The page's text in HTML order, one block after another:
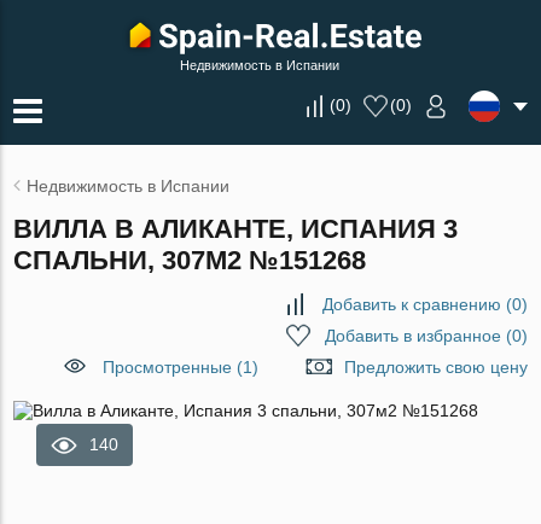
Недвижимость в Испании
(0) (0)
Недвижимость в Испании
ВИЛЛА В АЛИКАНТЕ, ИСПАНИЯ 3
СПАЛЬНИ, 307М2 №151268
Добавить к сравнению (0)
Добавить в избранное(0)
Просмотренные (1)
Предложить свою цену
140